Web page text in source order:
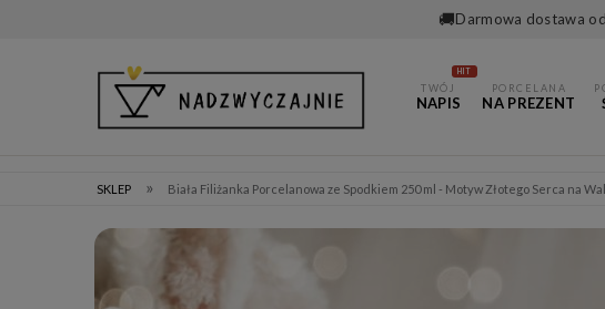
🚚Darmowa dostawa
TWÓJ
NAPIS
HIT
PORCELANA
NA PREZENT
SKLEP » Biała Filiżanka Porcelanowa ze Spodkiem 250 ml - Motyw Złotego Serca na